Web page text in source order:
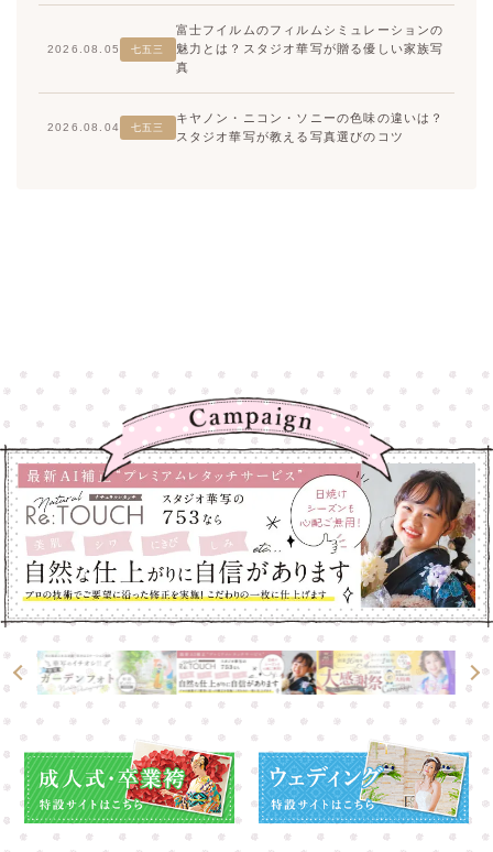
2026.08.05 七五三
富士フイルムのフィルムシミュレーションの
魅力とは？スタジオ華写が贈る優しい家族写
真
2026.08.04 七五三
キヤノン・ニコン・ソニーの色味の違いは？
スタジオ華写が教える写真選びのコツ
高崎店
大宮店
高崎店
大宮店